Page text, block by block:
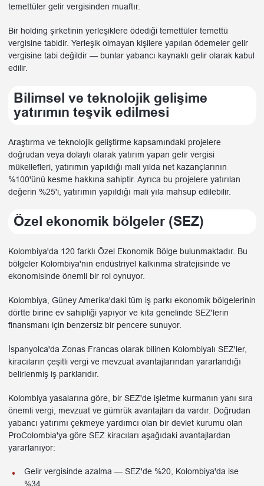
temettüler gelir vergisinden muaftır.
Bir holding şirketinin yerleşiklere ödediği temettüler temettü
vergisine tabidir. Yerleşik olmayan kişilere yapılan ödemeler gelir
vergisine tabi değildir — bunlar yabancı kaynaklı gelir olarak kabul
edilir.
Bilimsel ve teknolojik gelişime
yatırımın teşvik edilmesi
Araştırma ve teknolojik geliştirme kapsamındaki projelere
doğrudan veya dolaylı olarak yatırım yapan gelir vergisi
mükellefleri, yatırımın yapıldığı mali yılda net kazançlarının
%100'ünü kesme hakkına sahiptir. Ayrıca bu projelere yatırılan
değerin %25'i, yatırımın yapıldığı mali yıla mahsup edilebilir.
Özel ekonomik bölgeler (SEZ)
Kolombiya'da 120 farklı Özel Ekonomik Bölge bulunmaktadır. Bu
bölgeler Kolombiya'nın endüstriyel kalkınma stratejisinde ve
ekonomisinde önemli bir rol oynuyor.
Kolombiya, Güney Amerika'daki tüm iş parkı ekonomik bölgelerinin
dörtte birine ev sahipliği yapıyor ve kıta genelinde SEZ'lerin
finansmanı için benzersiz bir pencere sunuyor.
İspanyolca'da Zonas Francas olarak bilinen Kolombiyalı SEZ'ler,
kiracıların çeşitli vergi ve mevzuat avantajlarından yararlandığı
belirlenmiş iş parklarıdır.
Kolombiya yasalarına göre, bir SEZ'de işletme kurmanın yanı sıra
önemli vergi, mevzuat ve gümrük avantajları da vardır. Doğrudan
yabancı yatırımı çekmeye yardımcı olan bir devlet kurumu olan
ProColombia'ya göre SEZ kiracıları aşağıdaki avantajlardan
yararlanıyor:
Gelir vergisinde azalma — SEZ'de %20, Kolombiya'da ise
%34.